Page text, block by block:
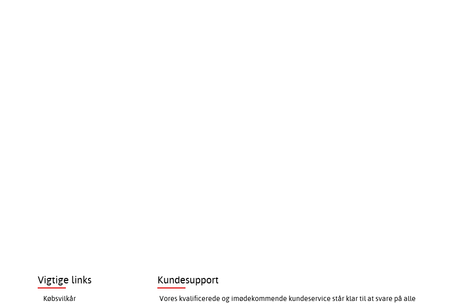
Vigtige links
Købsvilkår
Kundesupport
Vores kvalificerede og imødekommende kundeservice står klar til at svare på alle